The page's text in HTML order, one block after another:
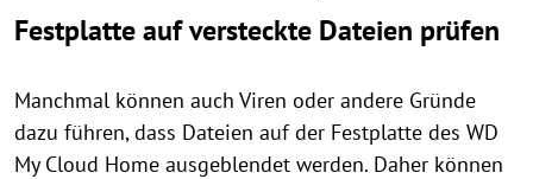
Festplatte auf versteckte Dateien prüfen
Manchmal können auch Viren oder andere Gründe
dazu führen, dass Dateien auf der Festplatte des WD
My Cloud Home ausgeblendet werden. Daher können